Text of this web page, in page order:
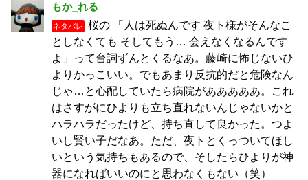
もか_れる
ネタバレ
桜の 「人は死ぬんです 夜ト様がそんなこ
としなくても そしてもう… 会えなくなるんです
よ」って台詞ずんとくるなあ。藤崎に怖じないひ
よりかっこいい。でもあまり反抗的だと危険なん
じゃ…と心配していたら病院があああああ。これ
はさすがにひよりも立ち直れないんじゃないかと
ハラハラだったけど、持ち直して良かった。つよ
いし賢い子だなあ。ただ、夜トとくっついてほし
いという気持ちもあるので、そしたらひよりが神
器になればいいのにと思わなくもない（笑）